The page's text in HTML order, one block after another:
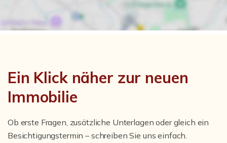
Ein Klick näher zur neuen
Immobilie
Ob erste Fragen, zusätzliche Unterlagen oder gleich ein
Besichtigungstermin – schreiben Sie uns einfach.